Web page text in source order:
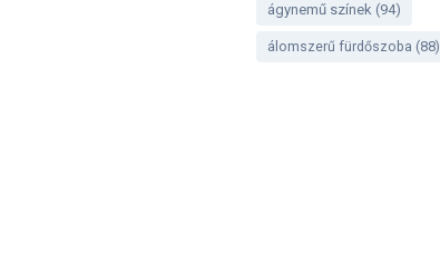
ágynemű színek(94)
álomszerű fürdőszoba (88)